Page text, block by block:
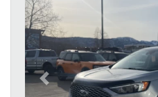
Previous